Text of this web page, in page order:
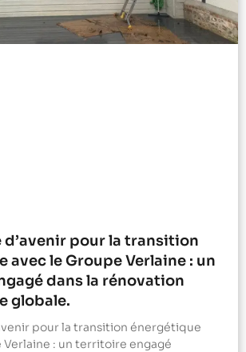
d’avenir pour la transition
avec le Groupe Verlaine : un
dans la rénovation
globale.
pour la transition énergétique
Verlaine : un territoire engagé